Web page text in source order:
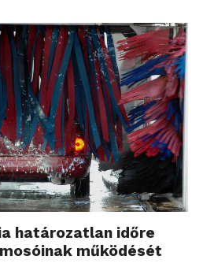
határozatlan időre
működését